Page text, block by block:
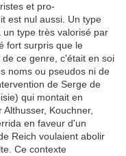
et pro-
est nul aussi. Un type
type très valorisé par
fort surpris que le
ce genre, c'était en soi
noms ou pseudos ni de
de Serge de
qui montait en
Kouchner,
en faveur d'un
Reich voulaient abolir
Ce contexte